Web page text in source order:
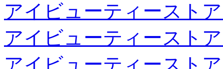
アイビューティースト
アイビューティースト
アイビューティースト